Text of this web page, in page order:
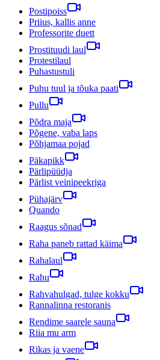
Postipoiss
Priius, kallis anne
Professorite duett
Prostituudi laul
Protestilaul
Puhastustuli
Puhu tuul ja tõuka paati
Pullu
Põdra maja
Põgene, vaba laps
Põhjamaa pojad
Päkapikk
Pärlipüüdja
Pärlist veinipeekriga
Pühajärv
Quando
Raagus sõnad
Raha paneb rattad käima
Rahalaul
Rahu
Rahvahulgad, tulge kokku
Rannalinna restoranis
Rendime saarele sauna
Riia mu arm
Rikas ja vaene